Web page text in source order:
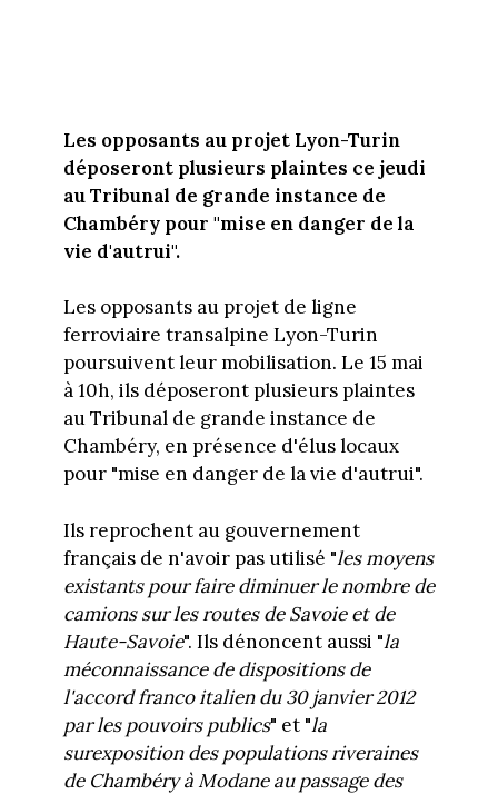
Les opposants au projet Lyon-Turin
déposeront plusieurs plaintes ce jeudi
au Tribunal de grande instance de
Chambéry pour "mise en danger de la
vie d'autrui".
Les opposants au projet de ligne
ferroviaire transalpine Lyon-Turin
poursuivent leur mobilisation. Le 15 mai
à 10h, ils déposeront plusieurs plaintes
au Tribunal de grande instance de
Chambéry, en présence d'élus locaux
pour "mise en danger de la vie d'autrui".
Ils reprochent au gouvernement
français de n'avoir pas utilisé "les moyens
existants pour faire diminuer le nombre de
camions sur les routes de Savoie et de
Haute-Savoie". Ils dénoncent aussi "la
méconnaissance de dispositions de
l'accord franco italien du 30 janvier 2012
par les pouvoirs publics" et "la
surexposition des populations riveraines
de Chambéry à Modane au passage des